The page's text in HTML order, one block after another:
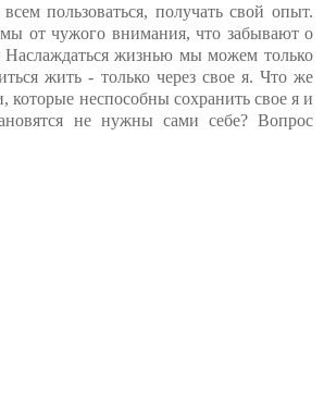
пользоваться, получать свой опыт.
от чужого внимания, что забывают о
Наслаждаться жизнью мы можем только
жить - только через свое я. Что же
которые неспособны сохранить свое я и
не нужны сами себе? Вопрос